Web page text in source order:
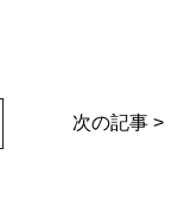
次の記事 >